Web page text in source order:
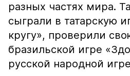
разных частях мира.
сыграли в татарскую
кругу», проверили
бразильской игре
русской народной